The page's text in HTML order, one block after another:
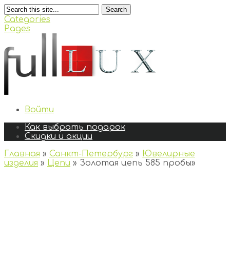
Search
Categories
Pages
Войти
Как выбрать подарок
Скидки и акции
Главная » Санкт-Петербург » Ювелирные
изделия » Цепи » Золотая цепь 585 пробы»